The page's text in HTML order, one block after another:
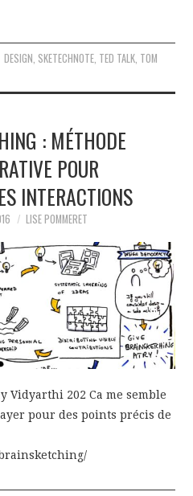
DESIGN SKETECHNOTE, TED TALK, TOM
: MÉTHODE
POUR
INTERACTIONS
LISE POMMERET
Vidyarthi 202 Ca me semble
pour des points précis de